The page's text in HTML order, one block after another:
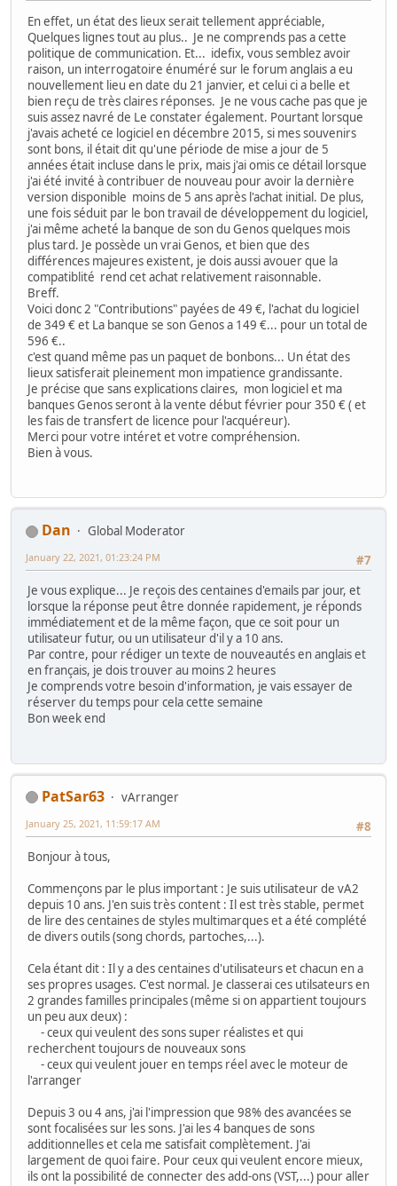
En effet, un état des lieux serait tellement appréciable,
Quelques lignes tout au plus.. Je ne comprends pas a cette
politique de communication. Et... idefix, vous semblez avoir
raison, un interrogatoire énuméré sur le forum anglais a eu
nouvellement lieu en date du 21 janvier, et celui ci a belle et
bien reçu de très claires réponses. Je ne vous cache pas que je
suis assez navré de Le constater également. Pourtant lorsque
j'avais acheté ce logiciel en décembre 2015, si mes souvenirs
sont bons, il était dit qu'une période de mise a jour de 5
années était incluse dans le prix, mais j'ai omis ce détail lorsque
j'ai été invité à contribuer de nouveau pour avoir la dernière
version disponible moins de 5 ans après l'achat initial. De plus,
une fois séduit par le bon travail de développement du logiciel,
j'ai même acheté la banque de son du Genos quelques mois
plus tard. Je possède un vrai Genos, et bien que des
différences majeures existent, je dois aussi avouer que la
compatiblité rend cet achat relativement raisonnable.
Breff.
Voici donc 2 "Contributions" payées de 49 €, l'achat du logiciel
de 349 € et La banque se son Genos a 149 €... pour un total de
596 €..
c'est quand même pas un paquet de bonbons... Un état des
lieux satisferait pleinement mon impatience grandissante.
Je précise que sans explications claires, mon logiciel et ma
banques Genos seront à la vente début février pour 350 € ( et
les fais de transfert de licence pour l'acquéreur).
Merci pour votre intéret et votre compréhension.
Bien à vous.
Dan
Global Moderator
#7
January 22, 2021, 01:23:24 PM
Je vous explique... Je reçois des centaines d'emails par jour, et
lorsque la réponse peut être donnée rapidement, je réponds
immédiatement et de la même façon, que ce soit pour un
utilisateur futur, ou un utilisateur d'il y a 10 ans.
Par contre, pour rédiger un texte de nouveautés en anglais et
en français, je dois trouver au moins 2 heures
Je comprends votre besoin d'information, je vais essayer de
réserver du temps pour cela cette semaine
Bon week end
PatSar63
vArranger
#8
January 25, 2021, 11:59:17 AM
Bonjour à tous,
Commençons par le plus important : Je suis utilisateur de vA2
depuis 10 ans. J'en suis très content : Il est très stable, permet
de lire des centaines de styles multimarques et a été complété
de divers outils (song chords, partoches,...).
Cela étant dit : Il y a des centaines d'utilisateurs et chacun en a
ses propres usages. C'est normal. Je classerai ces utilsateurs en
2 grandes familles principales (même si on appartient toujours
un peu aux deux) :
- ceux qui veulent des sons super réalistes et qui
recherchent toujours de nouveaux sons
- ceux qui veulent jouer en temps réel avec le moteur de
l'arranger
Depuis 3 ou 4 ans, j'ai l'impression que 98% des avancées se
sont focalisées sur les sons. J'ai les 4 banques de sons
additionnelles et cela me satisfait complètement. J'ai
largement de quoi faire. Pour ceux qui veulent encore mieux,
ils ont la possibilité de connecter des add-ons (VST,...) pour aller